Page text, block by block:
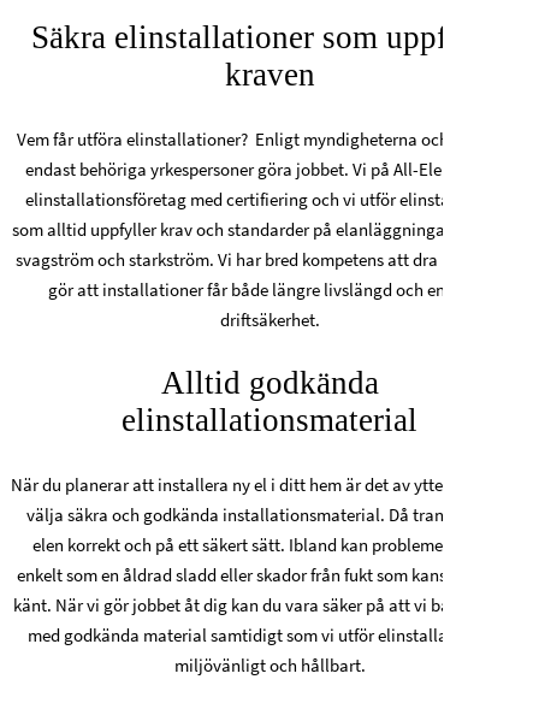
Säkra elinstallationer som uppfyller
kraven
Vem får utföra elinstallationer? Enligt myndigheterna och lagen ska
endast behöriga yrkespersoner göra jobbet. Vi på All-Elektro är ett
elinstallationsföretag med certifiering och vi utför elinstallationer
som alltid uppfyller krav och standarder på elanläggningar med både
svagström och starkström. Vi har bred kompetens att dra kablar som
gör att installationer får både längre livslängd och en högre
driftsäkerhet.
Alltid godkända
elinstallationsmaterial
När du planerar att installera ny el i ditt hem är det av yttersta vikt att
välja säkra och godkända installationsmaterial. Då transporteras
elen korrekt och på ett säkert sätt. Ibland kan problemet vara så
enkelt som en åldrad sladd eller skador från fukt som kanske inte var
känt. När vi gör jobbet åt dig kan du vara säker på att vi både arbetar
med godkända material samtidigt som vi utför elinstallationerna
miljövänligt och hållbart.